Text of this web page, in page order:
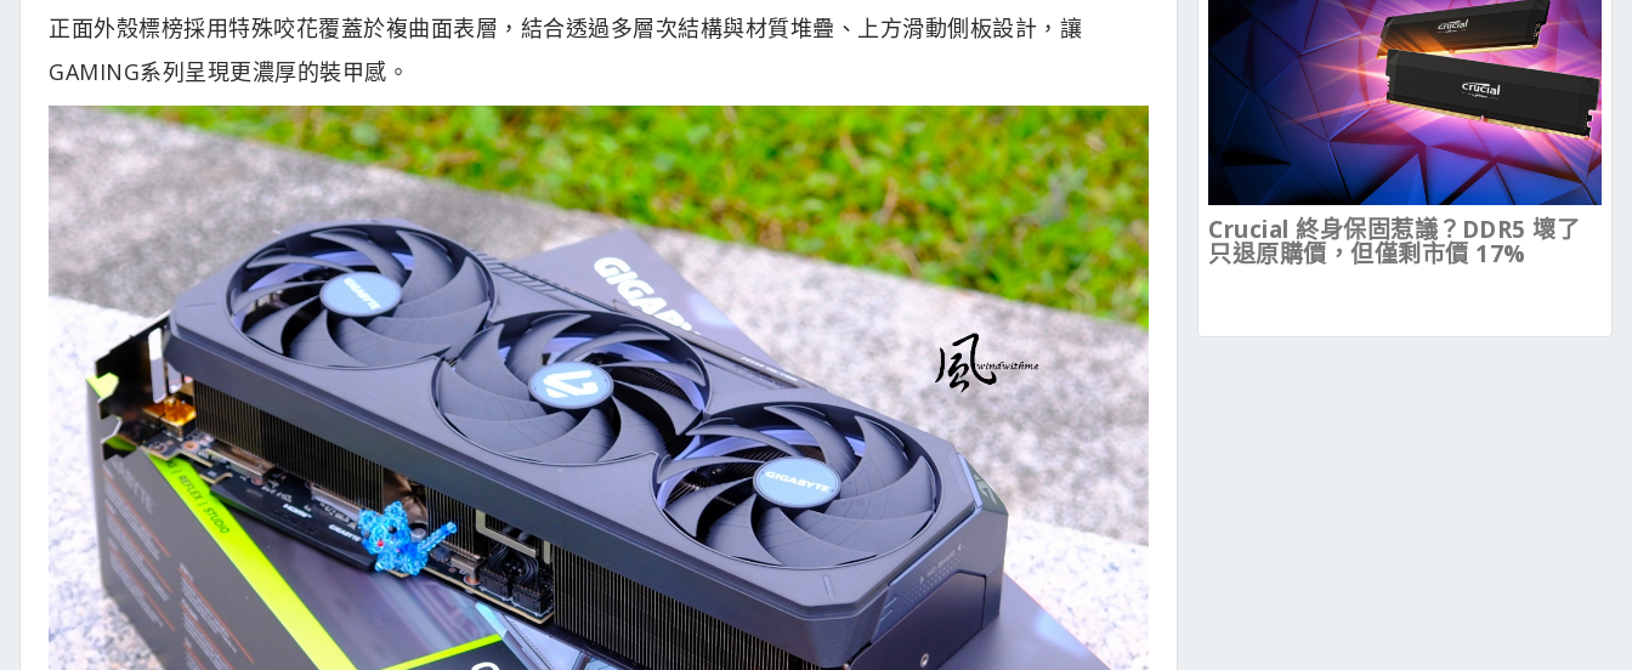
正面外殼標榜採用特殊咬花覆蓋於複曲面表層，結合透過多層次結構與材質堆疊、上方滑動側板設計，讓
GAMING系列呈現更濃厚的裝甲感。
Crucial 終身保固惹議？DDR5 壞了
只退原購價，但僅剩市價 17%